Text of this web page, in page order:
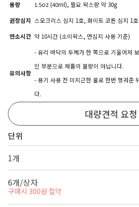
용량
1.5oz (40ml), 필요 왁스량 약 30g
권장심지 스모크리스 심지 1호, 화이트 코튼 심지 1
연소시간 약 10시간 (소이왁스, 면심지 사용 기준)
유의사항
- 유리 바닥의 두께가 한 쪽으로 기울어져
인 부분으로 제품의 불량이 아닙니다.
- 용기 사용 전 미지근한 물로 한번 헹궈준
다.
대량견적 요청
단위
1개
6개/상자
구매시 300원 절약